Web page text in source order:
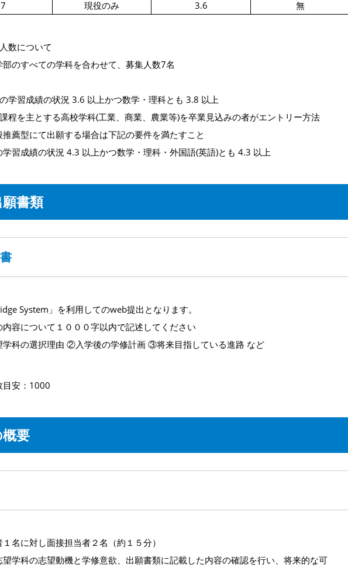
7
現役のみ 3.6 無
数について
部のすべての学科を合わせて、募集人数7名
学習成績の状況 3.6 以上かつ数学・理科とも 3.8 以上
程を主とする高校学科(工業、商業、農業等)を卒業見込みの者がエントリー方法
薦型にて出願する場合は下記の要件を満たすこと
学習成績の状況 4.3 以上かつ数学・理科・外国語(英語)とも 4.3 以上
書類
System」を利用してのweb提出となります。
内容について１０００字以内で記述してください
科の選択理由 ②入学後の学修計画 ③将来目指している進路 など
目安：1000
要
１名に対し面接担当者２名（約１５分）
望学科の志望動機と学修意欲、出願書類に記載した内容の確認を行い、将来的な可